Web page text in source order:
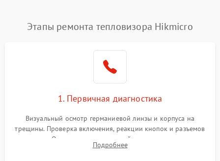
Сбои коммуникаций и интерфейсов
Экран (дисплей)
Этапы ремонта тепловизора Hikmicro
1. Первичная диагностика
Визуальный осмотр германиевой линзы и корпуса на
трещины. Проверка включения, реакции кнопок и разъемов
зарядки. Оценка вывода тепловой сигнатуры на экран,
проверка базовых функций и считывание системных
Подробнее